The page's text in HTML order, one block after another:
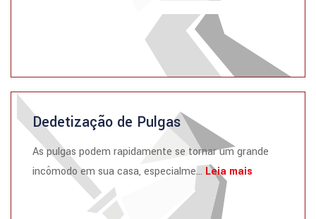
Dedetização de Pulgas
As pulgas podem rapidamente se tornar um grande
incômodo em sua casa, especialme... Leia mais